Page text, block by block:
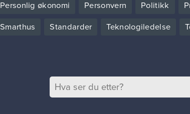
Personlig økonomi Personvern Politikk
Smarthus Standarder Teknologiledelse